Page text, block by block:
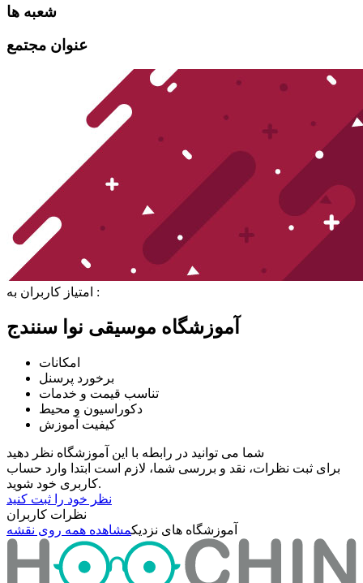
شعبه ها
عنوان مجتمع
امتیاز کاربران به :
آموزشگاه موسیقی نوا سنندج
امکانات
برخورد پرسنل
تناسب قیمت و خدمات
دکوراسیون و محیط
کیفیت آموزش
شما می توانید در رابطه با این آموزشگاه نظر دهید
برای ثبت نظرات، نقد و بررسی شما، لازم است ابتدا وارد حساب
کاربری خود شوید.
نظر خود را ثبت کنید
نظرات کاربران
آموزشگاه های نزدیکمشاهده همه روی نقشه